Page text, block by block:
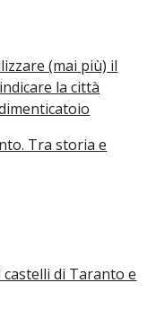
(mai più) il
la città
Tra storia e
di Taranto e